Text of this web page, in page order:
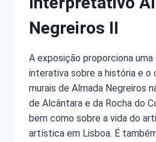
Negreiros II
A exposição proporciona uma
interativa sobre a história e o
murais de Almada Negreiros
de Alcântara e da Rocha do
bem como sobre a vida do
artística em Lisboa. É